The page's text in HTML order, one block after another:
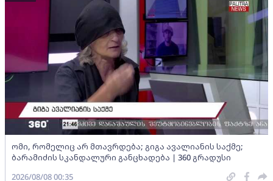
ომი, რომელიც არ მთავრდება; გიგა ავალიანის საქმე;
ბარამიძის სკანდალური განცხადება | 360 გრადუსი
2026/08/08 00:35